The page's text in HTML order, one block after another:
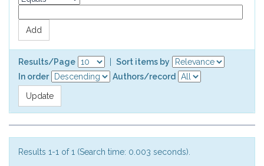
Results/Page
Sort items by
In order
Authors/record
Results 1-1 of 1 (Search time: 0.003 seconds).